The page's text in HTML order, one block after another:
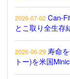
2026-07-02 Can-
とこ取り全生存
2026-06-29 寿命
トー)を米国